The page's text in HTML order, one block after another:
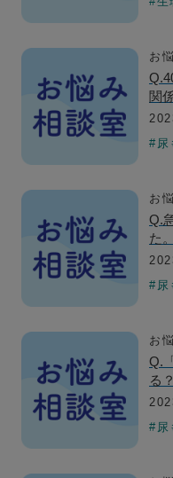
お
関
#尿
お
Q.
た
#尿
お
Q.
る？
#尿